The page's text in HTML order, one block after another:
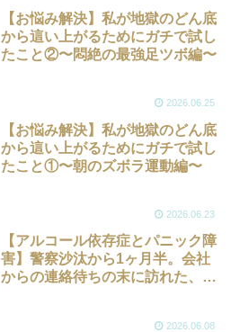
【お悩み解決】私が地獄のどん底
から這い上がるためにガチで試し
たこと②〜悶絶の最強足ツボ編〜
2026.06.25
【お悩み解決】私が地獄のどん底
から這い上がるためにガチで試し
たこと①〜朝のズボラ運動編〜
2026.06.23
【アルコール依存症とパニック障
害】警察沙汰から1ヶ月半。会社
からの連絡待ちの末に訪れた、ま
2026.06.08